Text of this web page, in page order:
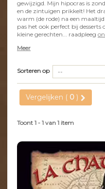
gewijzigd. Mijn hipocras is
en de zintuigen prikkelt! Het
warm (de rode) na een
pas het ook perfect bij
kleine gerechten... raadpleeg
Meer
Sorteren op --
Vergelijken ( 0 )
Toont 1 - 1 van 1 item